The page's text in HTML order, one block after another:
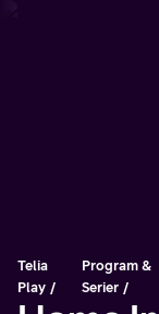
Telia
Play
Program &
Serier